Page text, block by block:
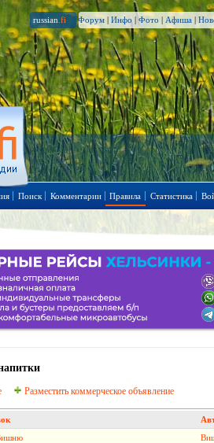
russian .fi Форум | Инфо | Фото | Афиша |
Поиск Комментарии Правила Статистика
Разместить коммерческое объявление